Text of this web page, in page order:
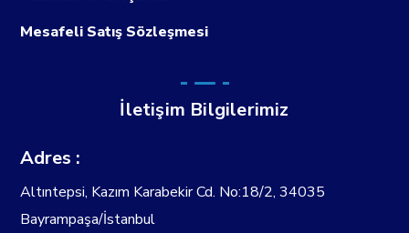
Mesafeli Satış Sözleşmesi
İletişim Bilgilerimiz
Adres :
Altıntepsi, Kazım Karabekir Cd. No:18/2, 34035
Bayrampaşa/İstanbul